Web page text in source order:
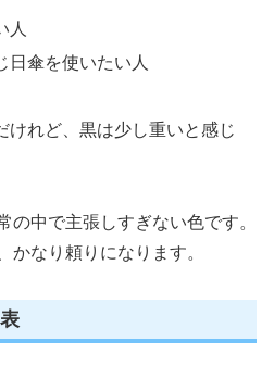
人
日傘を使いたい人
けれど、黒は少し重いと感じ
の中で主張しすぎない色です。
かなり頼りになります。